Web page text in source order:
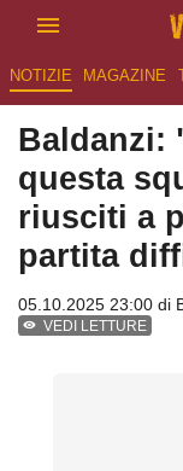
NOTIZIE MAGAZINE
Baldanzi:
questa
riusciti a
partita
05.10.2025 23:00 di
VEDI LETTURE